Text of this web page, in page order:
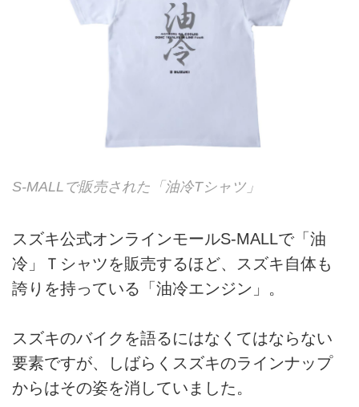
S-MALLで販売された「油冷Tシャツ」
スズキ公式オンラインモールS-MALLで「油
冷」Ｔシャツを販売するほど、スズキ自体も
誇りを持っている「油冷エンジン」。
スズキのバイクを語るにはなくてはならない
要素ですが、しばらくスズキのラインナップ
からはその姿を消していました。